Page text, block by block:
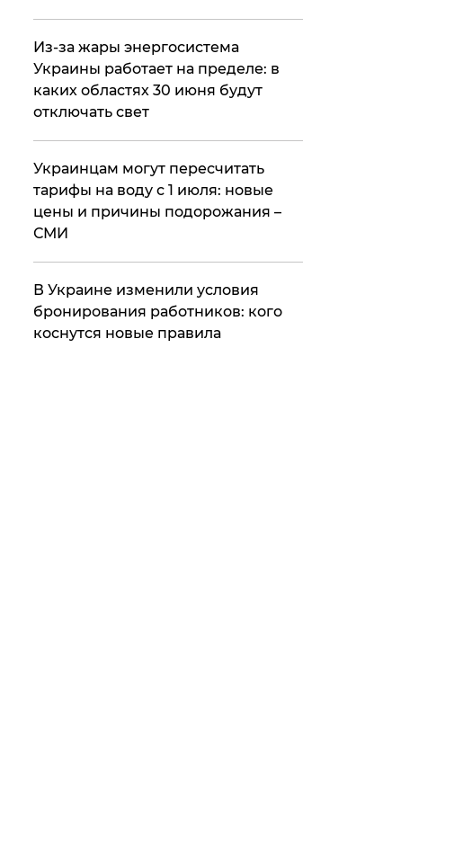
Из-за жары энергосистема
Украины работает на пределе: в
каких областях 30 июня будут
отключать свет
Украинцам могут пересчитать
тарифы на воду с 1 июля: новые
цены и причины подорожания –
СМИ
В Украине изменили условия
бронирования работников: кого
коснутся новые правила